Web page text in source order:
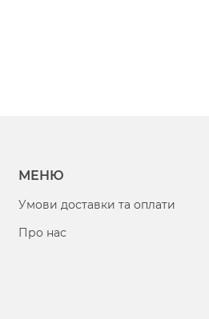
МЕНЮ
Умови доставки та оплати
Про нас